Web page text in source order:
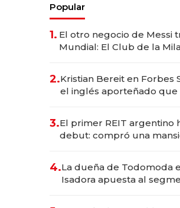
Popular
1. El otro negocio de Messi
Mundial: El Club de la
Europa
2.Kristian Bereit en Forbes
el inglés aporteñado que
globales por USD 200M.
3.El primer REIT argentino
debut: compró una
4.La dueña de Todomoda e
Isadora apuesta al